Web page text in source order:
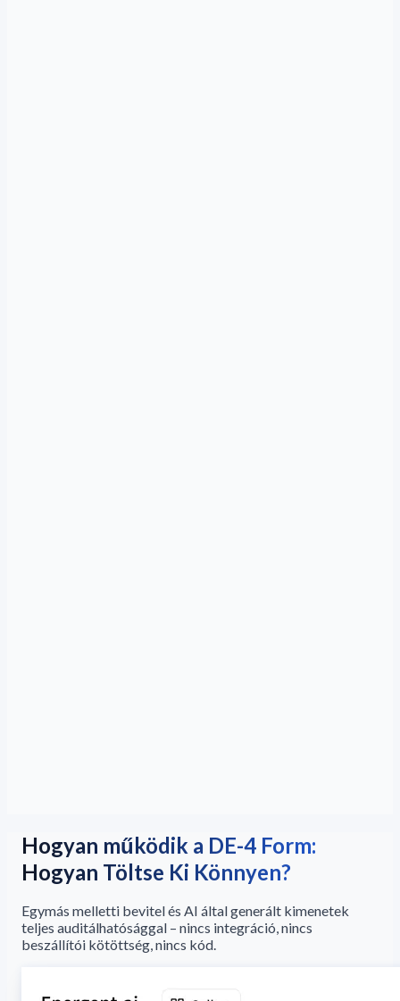
Hogyan működik a DE-4 Form:
Hogyan Töltse Ki Könnyen?
Egymás melletti bevitel és AI által generált kimenetek
teljes auditálhatósággal – nincs integráció, nincs
beszállítói kötöttség, nincs kód.